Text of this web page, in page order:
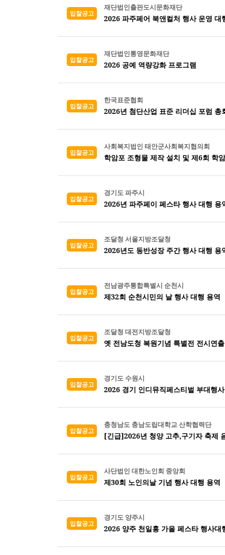
입찰공고
재단법인출판도시문화재단
2026 파주페어 북앤컬처 행사 운영 대
입찰공고
재단법인통영문화재단
2026 공예 역량강화 프로그램
입찰공고
한국표준협회
2026년 첨단산업 표준 리더십 포럼 총
입찰공고
사회복지법인 태안군사회복지협의회
학암포 조형물 제작 설치 및 제6회 학
입찰공고
경기도 파주시
2026년 파주페이 페스타 행사 대행 용
입찰공고
조달청 서울지방조달청
2026년도 동반성장 주간 행사 대행 용
입찰공고
전남광주통합특별시 순천시
제32회 순천시민의 날 행사 대행 용역
입찰공고
조달청 대전지방조달청
옛 전남도청 복원기념 특별전 전시연
입찰공고
경기도 수원시
2026 경기 인디뮤직페스티벌 부대행
입찰공고
충청남도 충남도립대학교 산학협력단
[긴급]2026년 청양 고추,구기자 축제
입찰공고
사단법인 대한노인회 중앙회
제30회 노인의날 기념 행사 대행 용역
입찰공고
경기도 양주시
2026 양주 천일홍 가을 페스타 행사대